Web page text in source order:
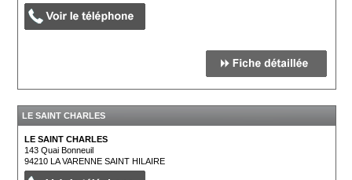
LE SAINT CHARLES
LE SAINT CHARLES
143 Quai Bonneuil
94210LA VARENNE SAINT HILAIRE